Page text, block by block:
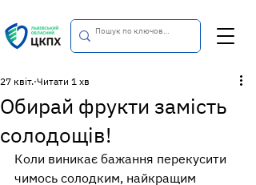
Обирай фрукти замість
солодощів!
27 квіт. Читати 1 хв
Коли виникає бажання перекусити
чимось солодким, найкращим